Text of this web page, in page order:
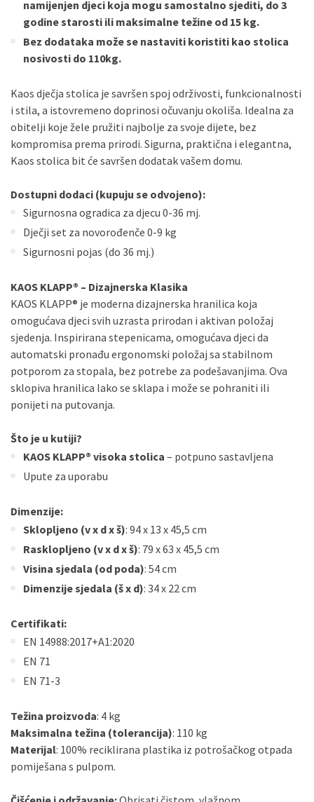
namijenjen djeci koja mogu samostalno sjediti, do 3
godine starosti ili maksimalne težine od 15 kg.
Bez dodataka može se nastaviti koristiti kao stolica
nosivosti do 110kg.
Kaos dječja stolica je savršen spoj održivosti, funkcionalnosti
i stila, a istovremeno doprinosi očuvanju okoliša. Idealna za
obitelji koje žele pružiti najbolje za svoje dijete, bez
kompromisa prema prirodi. Sigurna, praktična i elegantna,
Kaos stolica bit će savršen dodatak vašem domu.
Dostupni dodaci (kupuju se odvojeno):
Sigurnosna ogradica za djecu 0-36 mj.
Dječji set za novorođenče 0-9 kg
Sigurnosni pojas (do 36 mj.)
KAOS KLAPP® – Dizajnerska Klasika
KAOS KLAPP® je moderna dizajnerska hranilica koja
omogućava djeci svih uzrasta prirodan i aktivan položaj
sjedenja. Inspirirana stepenicama, omogućava djeci da
automatski pronađu ergonomski položaj sa stabilnom
potporom za stopala, bez potrebe za podešavanjima. Ova
sklopiva hranilica lako se sklapa i može se pohraniti ili
ponijeti na putovanja.
Što je u kutiji?
KAOS KLAPP® visoka stolica – potpuno sastavljena
Upute za uporabu
Dimenzije:
Sklopljeno (v x d x š): 94 x 13 x 45,5 cm
Rasklopljeno (v x d x š): 79 x 63 x 45,5 cm
Visina sjedala (od poda): 54 cm
Dimenzije sjedala (š x d): 34 x 22 cm
Certifikati:
EN 14988:2017+A1:2020
EN 71
EN 71-3
Težina proizvoda: 4 kg
Maksimalna težina (tolerancija): 110 kg
Materijal: 100% reciklirana plastika iz potrošačkog otpada
pomiješana s pulpom.